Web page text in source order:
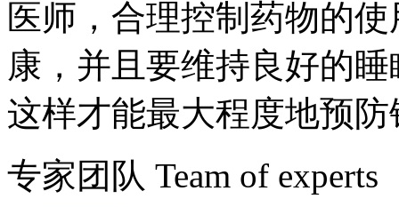
医师，合理控制药物的
康，并且要维持良好的
这样才能最大程度地预
专家团队 Team of experts